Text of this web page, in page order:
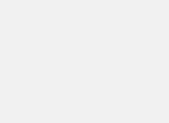
e i servizi forniti alle
nuovi servizi sulla base
valorizzare la complementarietà
l’esperienza degli utenti,
dei rispettivi servizi